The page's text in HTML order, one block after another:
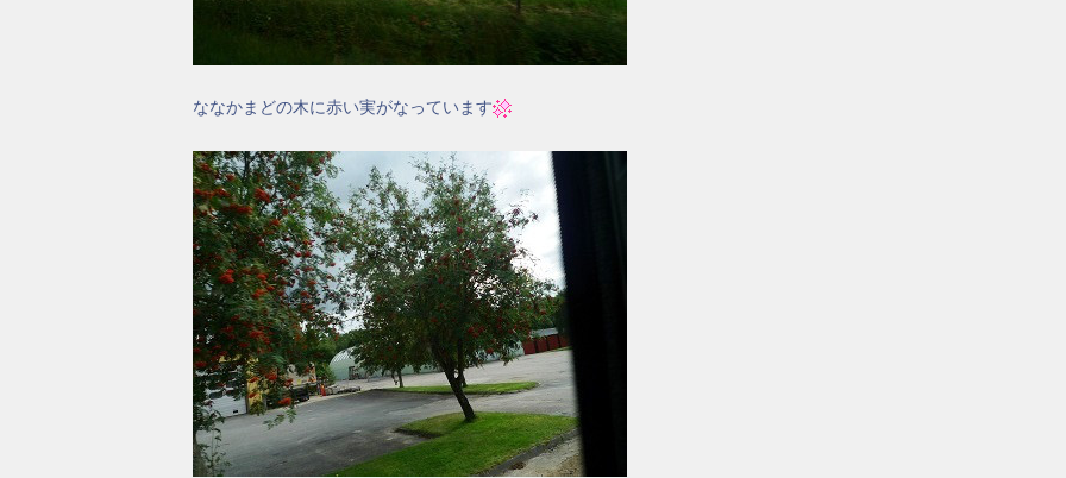
ななかまどの木に赤い実がなっています